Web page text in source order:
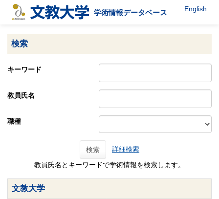
学術情報データベース English
検索
キーワード
教員氏名
職種
検索 詳細検索
教員氏名とキーワードで学術情報を検索します。
文教大学